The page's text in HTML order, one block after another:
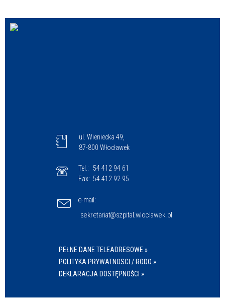
ul. Wieniecka 49,
87-800 Włocławek
Tel.: 54 412 94 61
Fax: 54 412 92 95
e-mail:
sekretariat@szpital.wloclawek.pl
PEŁNE DANE TELEADRESOWE »
POLITYKA PRYWATNOSCI / RODO »
DEKLARACJA DOSTĘPNOŚCI »